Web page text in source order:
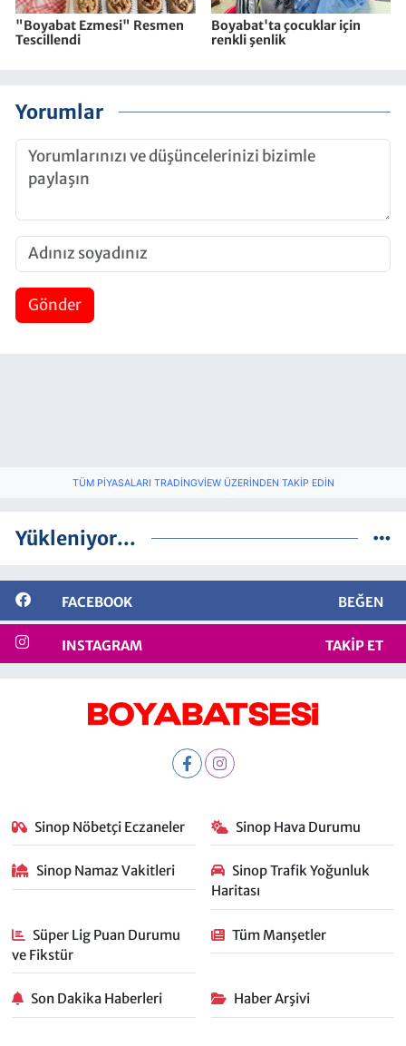
"Boyabat Ezmesi" Resmen
Tescillendi
Boyabat'ta çocuklar için
renkli şenlik
Yorumlar
Gönder
TÜM PIYASALARI TRADINGVIEW ÜZERINDEN TAKIP EDIN
Yükleniyor...
FACEBOOK BEĞEN
INSTAGRAM TAKIP ET
Sinop Nöbetçi Eczaneler Sinop Hava Durumu
Sinop Namaz Vakitleri
Sinop Trafik Yoğunluk
Haritası
Süper Lig Puan Durumu
ve Fikstür
Tüm Manşetler
Son Dakika Haberleri Haber Arşivi